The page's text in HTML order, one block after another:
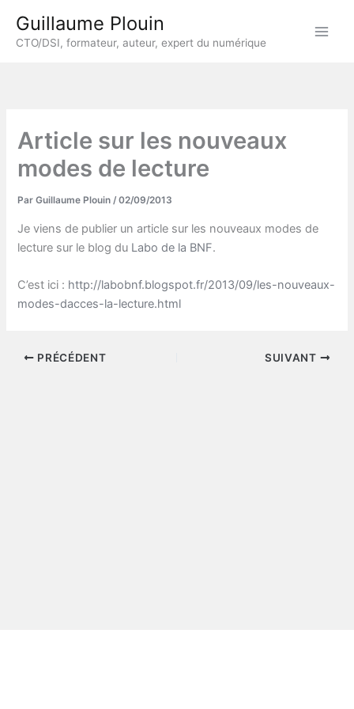
contenu
Guillaume Plouin
CTO/DSI, formateur, auteur, expert du numérique
Article sur les nouveaux
modes de lecture
ParGuillaume Plouin/02/09/2013
Je viens de publier un article sur les nouveaux modes de
lecture sur le blog du Labo de la BNF.
C’est ici : http://labobnf.blogspot.fr/2013/09/les-nouveaux-
modes-dacces-la-lecture.html
PRÉCÉDENT SUIVANT